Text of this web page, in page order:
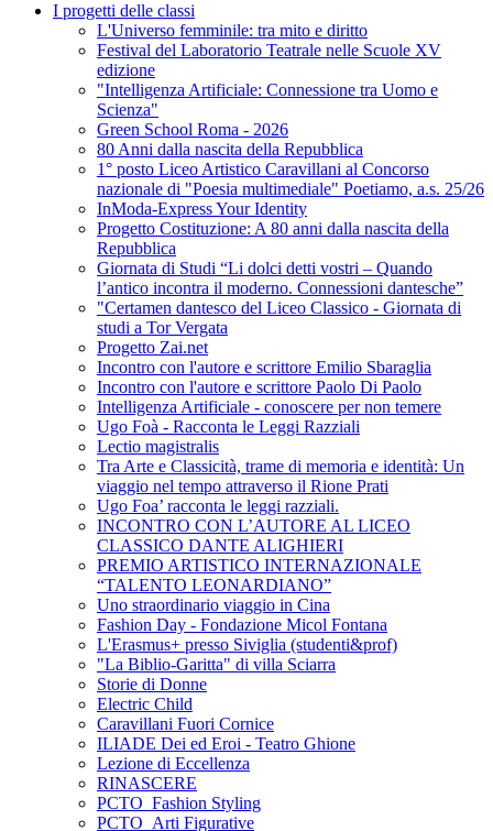
I progetti delle classi
L'Universo femminile: tra mito e diritto
Festival del Laboratorio Teatrale nelle Scuole XV
edizione
"Intelligenza Artificiale: Connessione tra Uomo e
Scienza"
Green School Roma - 2026
80 Anni dalla nascita della Repubblica
1° posto Liceo Artistico Caravillani al Concorso
nazionale di "Poesia multimediale" Poetiamo, a.s. 25/26
InModa-Express Your Identity
Progetto Costituzione: A 80 anni dalla nascita della
Repubblica
Giornata di Studi “Li dolci detti vostri – Quando
l’antico incontra il moderno. Connessioni dantesche”
"Certamen dantesco del Liceo Classico - Giornata di
studi a Tor Vergata
Progetto Zai.net
Incontro con l'autore e scrittore Emilio Sbaraglia
Incontro con l'autore e scrittore Paolo Di Paolo
Intelligenza Artificiale - conoscere per non temere
Ugo Foà - Racconta le Leggi Razziali
Lectio magistralis
Tra Arte e Classicità, trame di memoria e identità: Un
viaggio nel tempo attraverso il Rione Prati
Ugo Foa’ racconta le leggi razziali.
INCONTRO CON L’AUTORE AL LICEO
CLASSICO DANTE ALIGHIERI
PREMIO ARTISTICO INTERNAZIONALE
“TALENTO LEONARDIANO”
Uno straordinario viaggio in Cina
Fashion Day - Fondazione Micol Fontana
L'Erasmus+ presso Siviglia (studenti&prof)
"La Biblio-Garitta" di villa Sciarra
Storie di Donne
Electric Child
Caravillani Fuori Cornice
ILIADE Dei ed Eroi - Teatro Ghione
Lezione di Eccellenza
RINASCERE
PCTO_Fashion Styling
PCTO_Arti Figurative